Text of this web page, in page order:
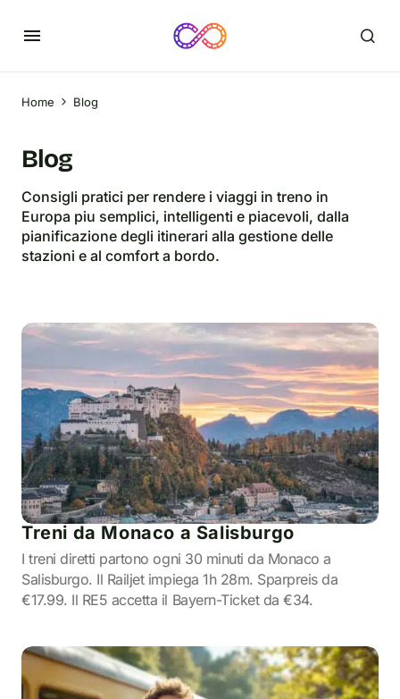
Home Blog
Blog
Consigli pratici per rendere i viaggi in treno in
Europa piu semplici, intelligenti e piacevoli, dalla
pianificazione degli itinerari alla gestione delle
stazioni e al comfort a bordo.
Treni da Monaco a Salisburgo
I treni diretti partono ogni 30 minuti da Monaco a
Salisburgo. Il Railjet impiega 1h 28m. Sparpreis da
€17.99. Il RE5 accetta il Bayern-Ticket da €34.